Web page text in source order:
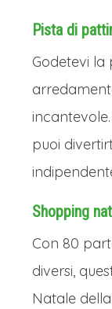
Pista di
Godetevi la
puoi
Shopping
Con 80
diversi,
Natale